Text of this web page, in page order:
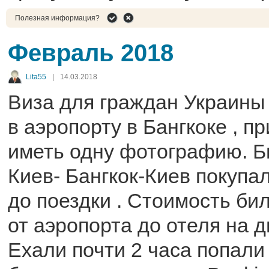
Полезная информация?
Февраль 2018
Lita55 | 14.03.2018
Виза для граждан
в аэропорту в Бангкоке ,
иметь одну фотографию.
Киев- Бангкок-Киев
до поездки . Стоимость
от аэропорта до отеля на
Ехали почти 2 часа